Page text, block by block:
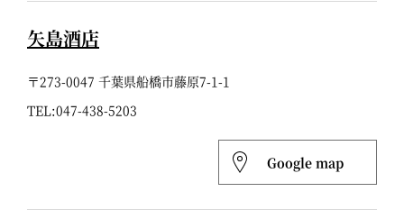
矢島酒店
〒273-0047 千葉県船橋市藤原7-1-1
TEL:047-438-5203
Google map